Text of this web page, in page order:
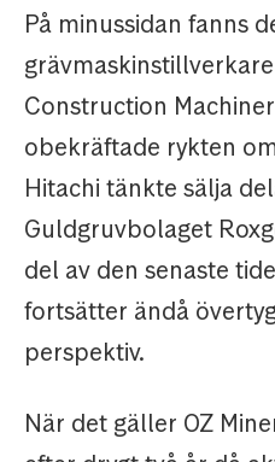
På minussidan fanns
Construction
obekräftade rykten
Hitachi tänkte sälja
Guldgruvbolaget
del av den senaste
fortsätter ändå
perspektiv.
När det gäller OZ